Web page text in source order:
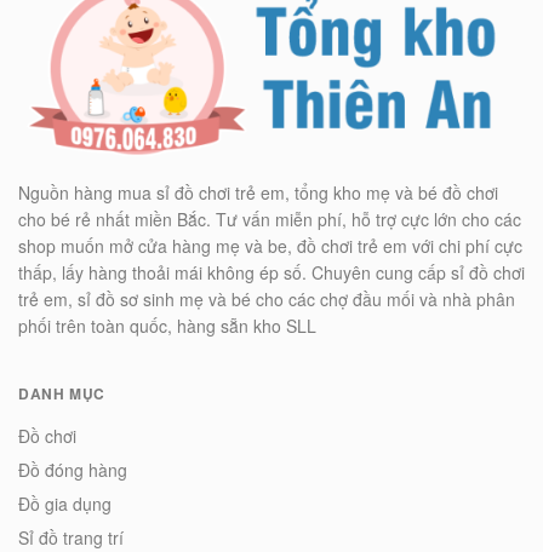
Nguồn hàng mua sỉ đồ chơi trẻ em, tổng kho mẹ và bé đồ chơi
cho bé rẻ nhất miền Bắc. Tư vấn miễn phí, hỗ trợ cực lớn cho các
shop muốn mở cửa hàng mẹ và be, đồ chơi trẻ em với chi phí cực
thấp, lấy hàng thoải mái không ép số. Chuyên cung cấp sỉ đồ chơi
trẻ em, sỉ đồ sơ sinh mẹ và bé cho các chợ đầu mối và nhà phân
phối trên toàn quốc, hàng sẵn kho SLL
DANH MỤC
Đồ chơi
Đồ đóng hàng
Đồ gia dụng
Sỉ đồ trang trí